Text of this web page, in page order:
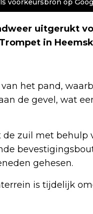
voorkeursbron op
uitgerukt
in
het pand,
de gevel, wat
zuil met behulp
gehesen.
is tijdelijk